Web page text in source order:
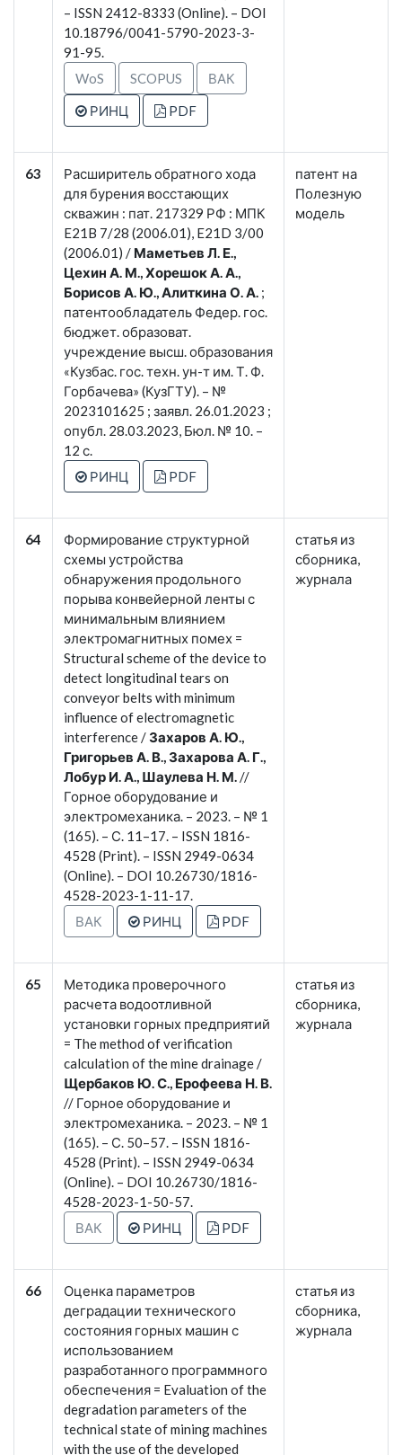
– ISSN 2412-8333 (Online). – DOI
10.18796/0041-5790-2023-3-
91-95.
WoS
SCOPUS
ВАК
РИНЦ
PDF
63
Расширитель обратного хода
для бурения восстающих
скважин : пат. 217329 РФ : МПК
E21B 7/28 (2006.01), E21D 3/00
(2006.01) / Маметьев Л. Е.,
Цехин А. М., Хорешок А. А.,
Борисов А. Ю., Алиткина О. А. ;
патентообладатель Федер. гос.
бюджет. образоват.
учреждение высш. образования
«Кузбас. гос. техн. ун-т им. Т. Ф.
Горбачева» (КузГТУ). – №
2023101625 ; заявл. 26.01.2023 ;
опубл. 28.03.2023, Бюл. № 10. –
12 с.
РИНЦ
PDF
патент на
Полезную
модель
64
Формирование структурной
схемы устройства
обнаружения продольного
порыва конвейерной ленты с
минимальным влиянием
электромагнитных помех =
Structural scheme of the device to
detect longitudinal tears on
conveyor belts with minimum
influence of electromagnetic
interference / Захаров А. Ю.,
Григорьев А. В., Захарова А. Г.,
Лобур И. А., Шаулева Н. М.//
Горное оборудование и
электромеханика. – 2023. – № 1
(165). – С. 11–17. – ISSN 1816-
4528 (Print). – ISSN 2949-0634
(Online). – DOI 10.26730/1816-
4528-2023-1-11-17.
ВАК
РИНЦ PDF
статья из
сборника,
журнала
65
Методика проверочного
расчета водоотливной
установки горных предприятий
= The method of verification
calculation of the mine drainage /
Щербаков Ю. С., Ерофеева Н. В.
// Горное оборудование и
электромеханика. – 2023. – № 1
(165). – С. 50–57. – ISSN 1816-
4528 (Print). – ISSN 2949-0634
(Online). – DOI 10.26730/1816-
4528-2023-1-50-57.
ВАК
РИНЦ PDF
статья из
сборника,
журнала
66
Оценка параметров
деградации технического
состояния горных машин с
использованием
разработанного программного
обеспечения = Evaluation of the
degradation parameters of the
technical state of mining machines
with the use of the developed
статья из
сборника,
журнала